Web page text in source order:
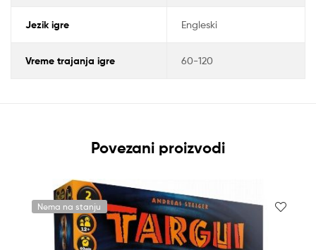
Jezik igre Engleski
Vreme trajanja igre 60-120
Povezani proizvodi
Nema na stanju